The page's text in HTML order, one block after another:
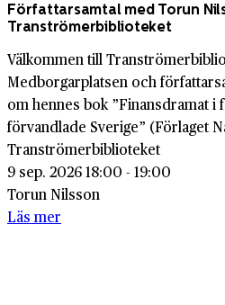
Författarsamtal med Torun
Tranströmerbiblioteket
Välkommen till
Medborgarplatsen och
om hennes bok ”Finansdramat i
förvandlade Sverige” (Förlaget
Tranströmerbiblioteket
9 sep. 2026 18:00 - 19:00
Torun Nilsson
Läs mer